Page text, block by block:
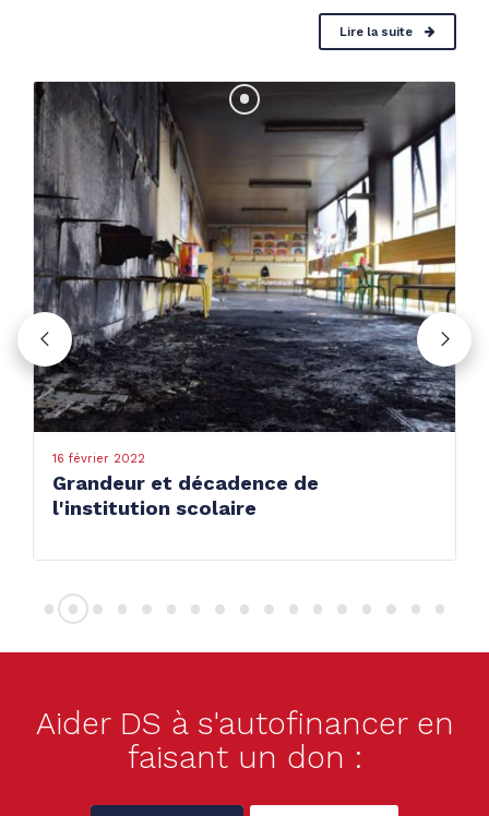
Lire la suite
16 février 2022
Grandeur et décadence de
l'institution scolaire
Aider DS à s'autofinancer en
faisant un don :